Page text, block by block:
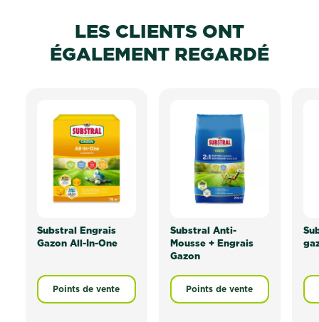
LES CLIENTS ONT
ÉGALEMENT REGARDÉ
Substral Engrais
Gazon All-In-One
Points de vente
Substral Anti-
Mousse + Engrais
Gazon
Points de vente